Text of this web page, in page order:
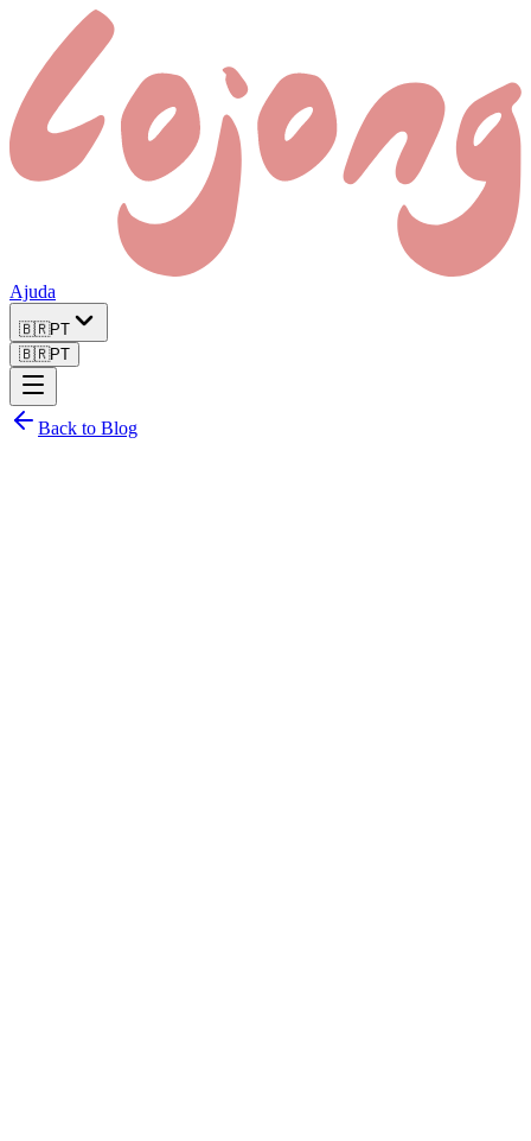
Ajuda
🇧🇷PT
🇧🇷PT
Back to Blog